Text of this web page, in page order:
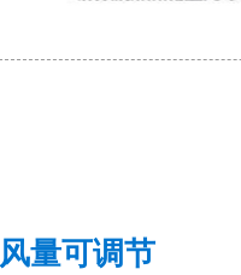
风量可调节